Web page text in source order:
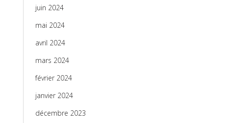
juin 2024
mai 2024
avril 2024
mars 2024
février 2024
janvier 2024
décembre 2023